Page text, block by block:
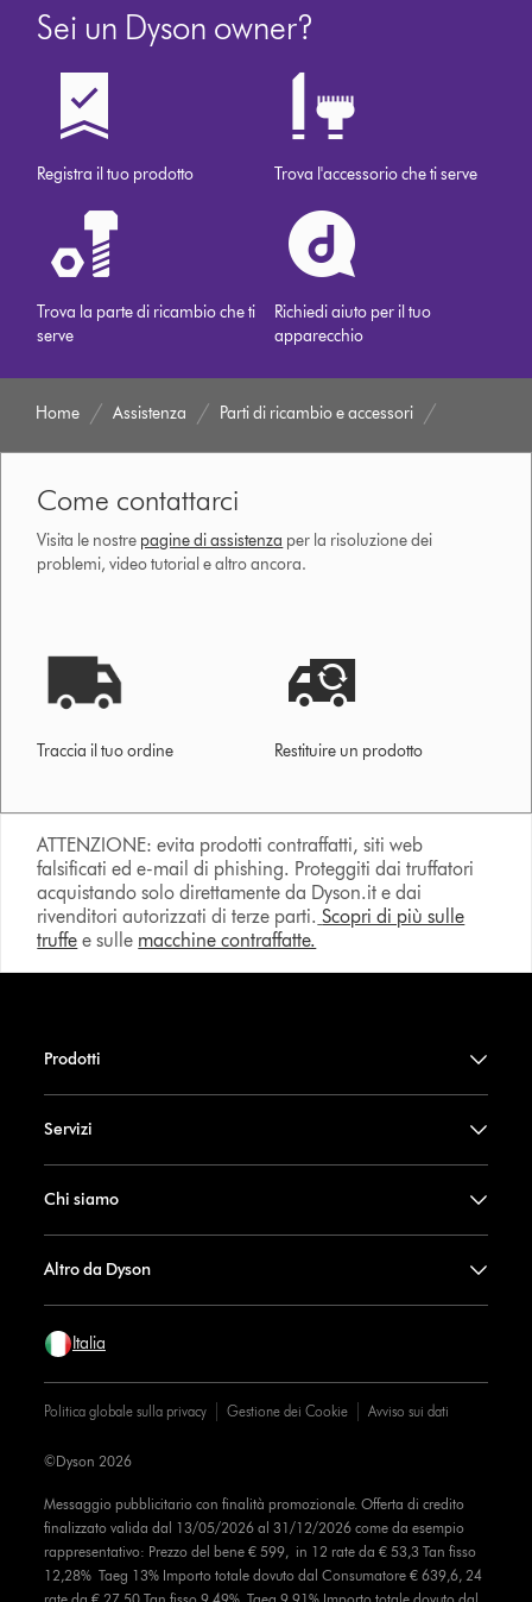
Sei un Dyson owner?
Registra il tuo prodotto Trova l'accessorio che ti serve
Trova la parte di ricambio che ti
serve
Richiedi aiuto per il tuo
apparecchio
Home Assistenza Parti di ricambio e accessori
Come contattarci
Visita le nostre pagine di assistenza per la risoluzione dei
problemi, video tutorial e altro ancora.
Traccia il tuo ordine Restituire un prodotto
ATTENZIONE: evita prodotti contraffatti, siti web
falsificati ed e-mail di phishing. Proteggiti dai truffatori
acquistando solo direttamente da Dyson.it e dai
rivenditori autorizzati di terze parti. Scopri di più sulle
truffe e sulle macchine contraffatte.
Prodotti
Servizi
Chi siamo
Altro da Dyson
Italia
Politica globale sulla privacy Gestione dei Cookie Avviso sui dati
Messaggio pubblicitario con finalità promozionale. Offerta di credito
finalizzato valida dal 13/05/2026 al 31/12/2026 come da esempio
rappresentativo: Prezzo del bene € 599, in 12 rate da € 53,3 Tan fisso
12,28% Taeg 13% Importo totale dovuto dal Consumatore € 639,6, 24
©Dyson 2026